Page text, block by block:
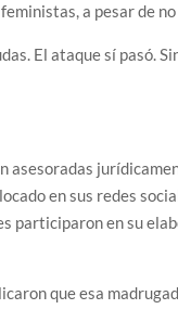
a pesar de
El ataque sí pasó.
asesoradas
en sus redes
participaron en su
que esa